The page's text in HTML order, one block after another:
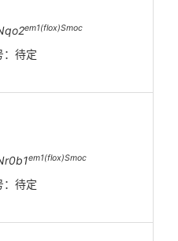
em1(flox)Smoc
：待定
em1(flox)Smoc
：待定